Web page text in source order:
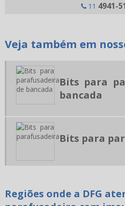
JOGO DE CHAVE ALLEN COMPRAR
RECARTILHA CRUZADA
RECARTILHA DE CORTE
RECARTILHA PARA TORNO
RECARTILHA RETA PARA TORNO
RECARTILHADOR PARA TORNO
ASSISTÊNCIA TÉCNICA EM FERRAMENTA
BROCA ESPADA
11 4941-
Veja também em
Bits para
bancada
Bits para
Regiões onde a DFG